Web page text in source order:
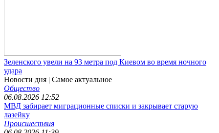
Зеленского увели на 93 метра под Киевом во время ночного
удара
Новости дня | Самое актуальное
Общество
06.08.2026 12:52
МВД забирает миграционные списки и закрывает старую
лазейку
Происшествия